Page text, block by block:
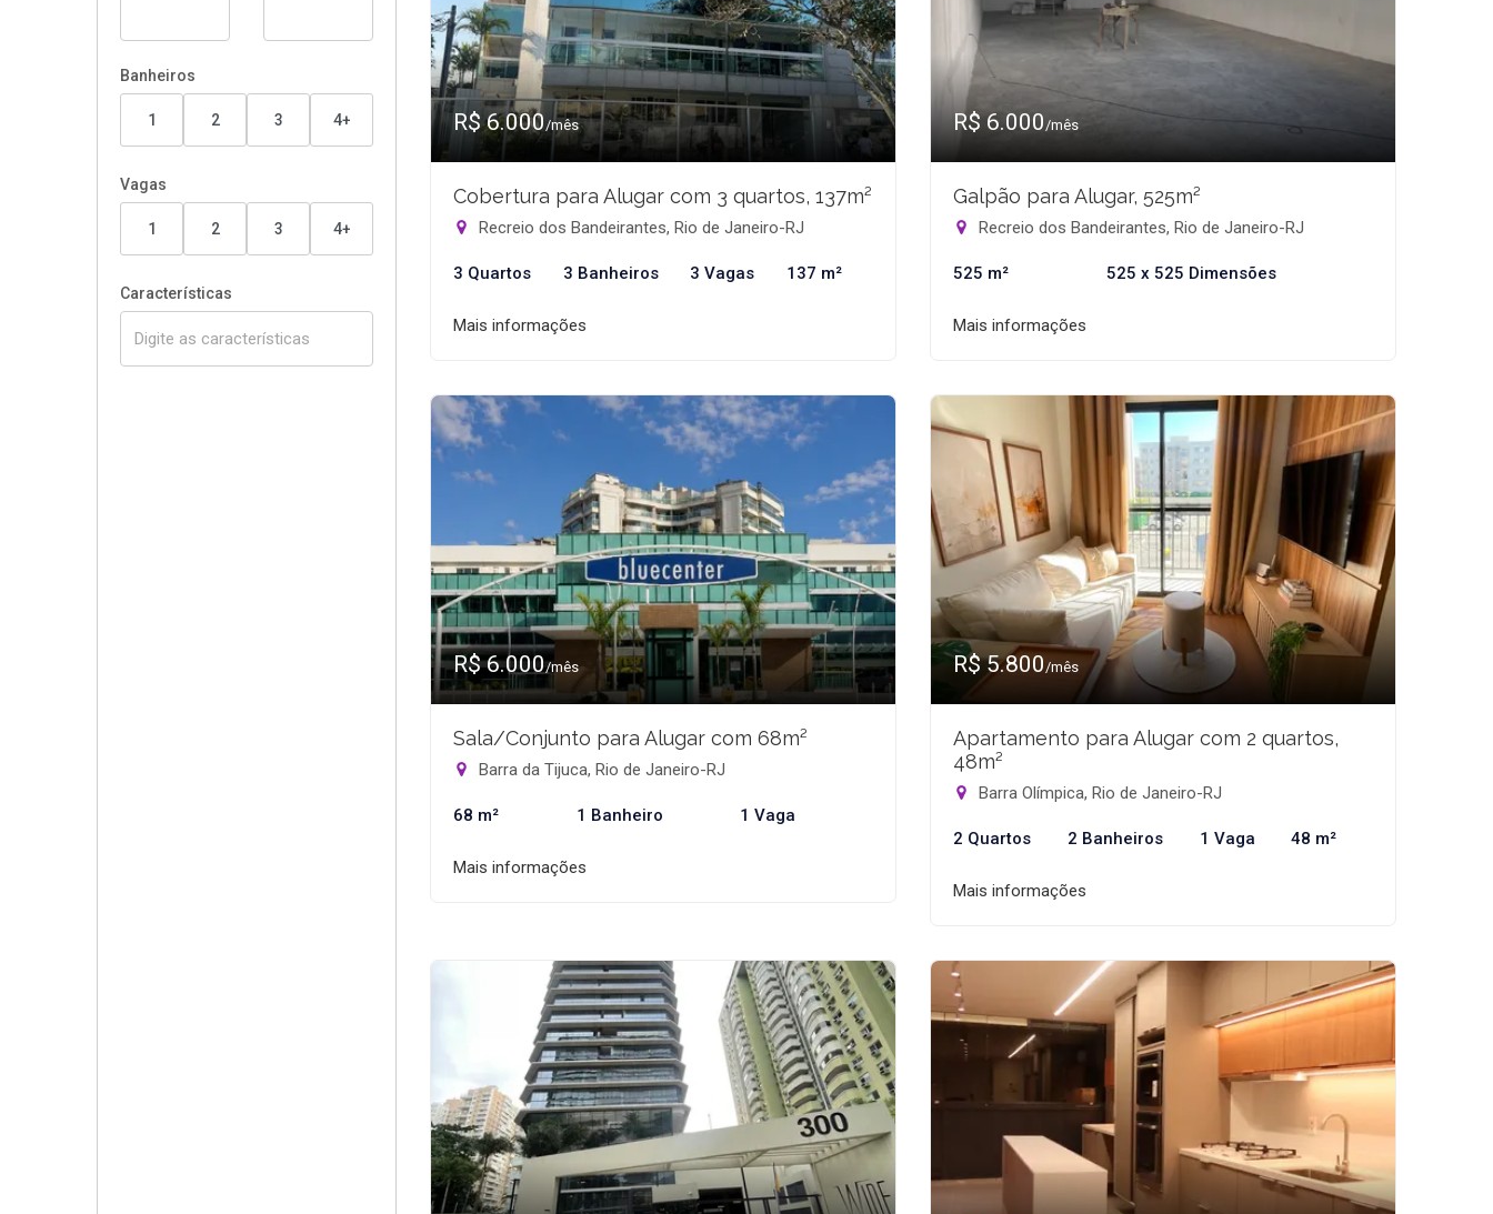
Banheiros
1 2 3 4+
Vagas
1 2 3 4+
Características
R$ 6.000/mês
Cobertura para Alugar com 3 quartos, 137m²
Recreio dos Bandeirantes, Rio de Janeiro-RJ
3 Quartos 3 Banheiros 3 Vagas 137 m²
Mais informações
R$ 6.000/mês
Galpão para Alugar, 525m²
Recreio dos Bandeirantes, Rio de Janeiro-RJ
525 m² 525 x 525 Dimensões
Mais informações
R$ 6.000/mês
Sala/Conjunto para Alugar com 68m²
Barra da Tijuca, Rio de Janeiro-RJ
68 m² 1 Banheiro 1 Vaga
Mais informações
R$ 5.800/mês
Apartamento para Alugar com 2 quartos,
48m²
Barra Olímpica, Rio de Janeiro-RJ
2 Quartos 2 Banheiros 1 Vaga 48 m²
Mais informações